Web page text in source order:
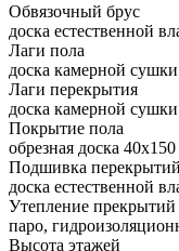
Обвязочный брус
доска естественной
Лаги пола
доска камерной
Лаги перекрытия
доска камерной
Покрытие пола
обрезная доска
Подшивка перекрытий
доска естественной
Утепление прекрытий
паро,
Высота этажей